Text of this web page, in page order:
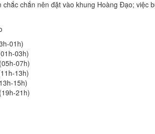
chắn nên đặt vào khung Hoàng Đạo; việc
01h)
03h)
07h)
13h)
15h)
21h)